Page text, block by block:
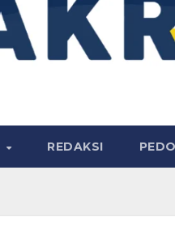
REDAKSI